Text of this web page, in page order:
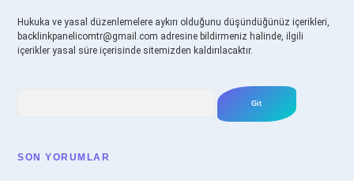
Hukuka ve yasal düzenlemelere aykırı olduğunu düşündüğünüz içerikleri,
backlinkpanelicomtr@gmail.com adresine bildirmeniz halinde, ilgili
içerikler yasal süre içerisinde sitemizden kaldırılacaktır.
SON YORUMLAR